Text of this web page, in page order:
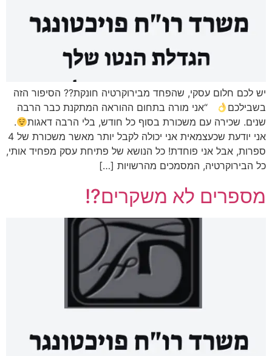
יש לכם חלום עסקי, שהפחד מבירוקרטיה חונקת?? הסיפור הזה
בשבילכם
“אני מורה בתחום ההוראה המתקנת כבר הרבה
שנים. שכירה עם משכורת בסוף כל חודש, בלי הרבה דאגות
.
אני יודעת שכעצמאית אני יכולה לקבל יותר מאשר משכורת של 4
ספרות, אבל אני פוחדת! כל הנושא של פתיחת עסק מפחיד אותי,
כל הבירוקרטיה, המסמכים מהרשויות […]
מספרים לא משקרים?!